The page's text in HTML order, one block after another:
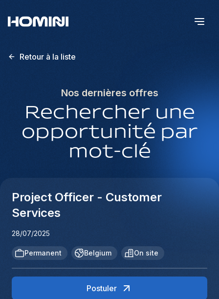
Retour à la liste
Nos dernières offres
Rechercher une
opportunité par
mot-clé
Project Officer - Customer
Services
28/07/2025
Permanent Belgium On site
Postuler